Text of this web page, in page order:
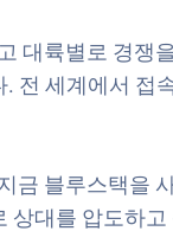
대륙별로 경쟁
세계에서 접
블루스택을
상대를 압도하